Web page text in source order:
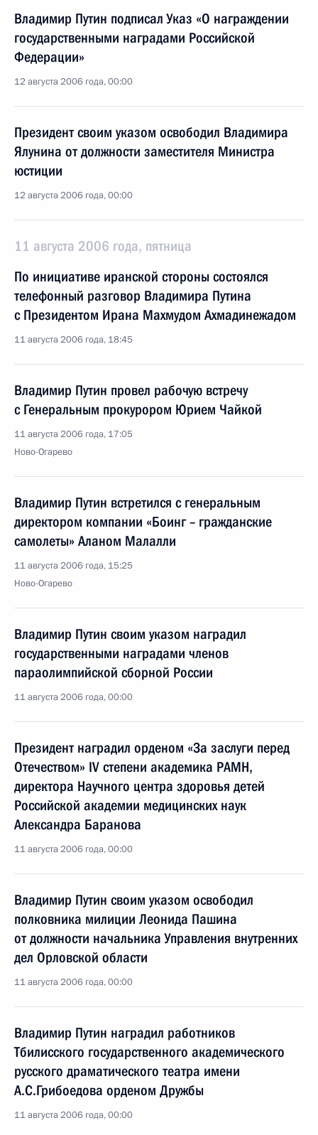
Владимир Путин подписал Указ «О награждении
государственными наградами Российской
Федерации»
12 августа 2006 года, 00:00
Президент своим указом освободил Владимира
Ялунина от должности заместителя Министра
юстиции
12 августа 2006 года, 00:00
11 августа 2006 года, пятница
По инициативе иранской стороны состоялся
телефонный разговор Владимира Путина
с Президентом Ирана Махмудом Ахмадинежадом
11 августа 2006 года, 18:45
Владимир Путин провел рабочую встречу
с Генеральным прокурором Юрием Чайкой
11 августа 2006 года, 17:05
Ново-Огарево
Владимир Путин встретился с генеральным
директором компании «Боинг – гражданские
самолеты» Аланом Малалли
11 августа 2006 года, 15:25
Ново-Огарево
Владимир Путин своим указом наградил
государственными наградами членов
параолимпийской сборной России
11 августа 2006 года, 00:00
Президент наградил орденом «За заслуги перед
Отечеством» IV степени академика РАМН,
директора Научного центра здоровья детей
Российской академии медицинских наук
Александра Баранова
11 августа 2006 года, 00:00
Владимир Путин своим указом освободил
полковника милиции Леонида Пашина
от должности начальника Управления внутренних
дел Орловской области
11 августа 2006 года, 00:00
Владимир Путин наградил работников
Тбилисского государственного академического
русского драматического театра имени
А.С.Грибоедова орденом Дружбы
11 августа 2006 года, 00:00